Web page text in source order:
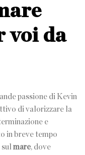
voi da
passione di Kevin
di valorizzare la
e
in breve tempo
mare, dove